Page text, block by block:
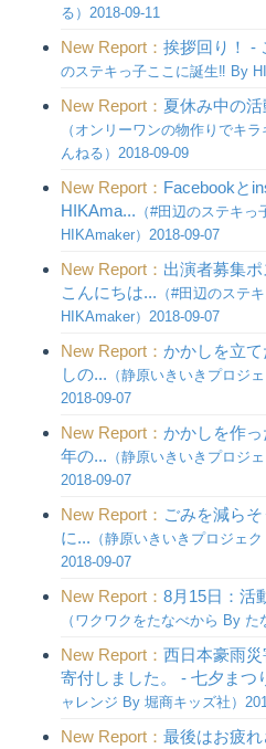
る）2018-09-11
New Report： 挨拶回り！ -
のステキっ子ここに誕生‼︎ By
New Report： 夏休み中の
（オンリーワンの物作りでキ
んねる）2018-09-09
New Report： Facebookと
HIKAma... （#田辺のステキ
HIKAmaker）2018-09-07
New Report： 出演者募集
こんにちは... （#田辺のステ
HIKAmaker）2018-09-07
New Report： かかしを立
しの... （静原いきいきプロジ
2018-09-07
New Report： かかしを作
年の... （静原いきいきプロジ
2018-09-07
New Report： ごみを減らそ
に... （静原いきいきプロジェ
2018-09-07
New Report： 8月15日：活
（ワクワクをたなべから By
New Report： 西日本豪雨
寄付しました。 - 七夕まつ
ャレンジ By 堀商キッズ社）
New Report： 最後はお疲